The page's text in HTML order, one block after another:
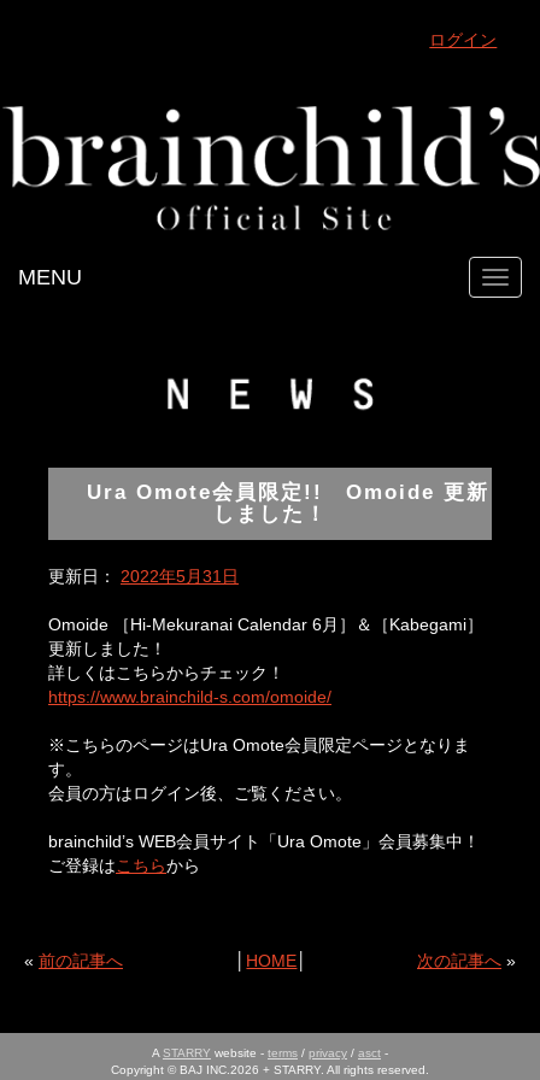
ログイン
MENU
Ura Omote会員限定!! Omoide 更新
しました！
更新日： 2022年5月31日
Omoide ［Hi-Mekuranai Calendar 6月］＆［Kabegami］
更新しました！
詳しくはこちらからチェック！
https://www.brainchild-s.com/omoide/
※こちらのページはUra Omote会員限定ページとなりま
す。
会員の方はログイン後、ご覧ください。
brainchild’s WEB会員サイト「Ura Omote」会員募集中！
ご登録はこちらから
« 前の記事へ HOME 次の記事へ »
A STARRY website - terms / privacy / asct -
Copyright © BAJ INC.2026 + STARRY. All rights reserved.